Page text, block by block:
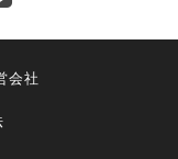
会社